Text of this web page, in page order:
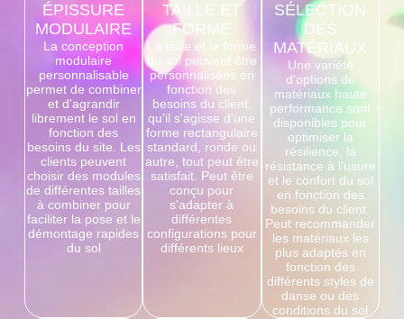
ÉPISSURE
MODULAIRE
La conception
modulaire
personnalisable
permet de combiner
et d'agrandir
librement le sol en
fonction des
besoins du site. Les
clients peuvent
choisir des modules
de différentes tailles
à combiner pour
faciliter la pose et le
démontage rapides
du sol
TAILLE ET
FORME
La taille et la forme
du sol peuvent être
personnalisées en
fonction des
besoins du client,
qu'il s'agisse d'une
forme rectangulaire
standard, ronde ou
autre, tout peut être
satisfait. Peut être
conçu pour
s'adapter à
différentes
configurations pour
différents lieux
SÉLECTION
DES
MATÉRIAUX
Une variété
d'options de
matériaux haute
performance sont
disponibles pour
optimiser la
résilience, la
résistance à l'usure
et le confort du sol
en fonction des
besoins du client.
Peut recommander
les matériaux les
plus adaptés en
fonction des
différents styles de
danse ou des
conditions du sol